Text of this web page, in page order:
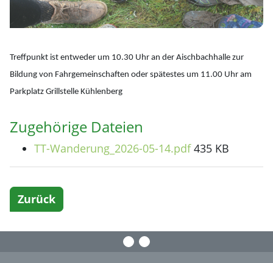
Treffpunkt ist entweder um 10.30 Uhr an der Aischbachhalle zur
Bildung von Fahrgemeinschaften oder spätestes um 11.00 Uhr am
Parkplatz Grillstelle Kühlenberg
Zugehörige Dateien
TT-Wanderung_2026-05-14.pdf435 KB
Zurück